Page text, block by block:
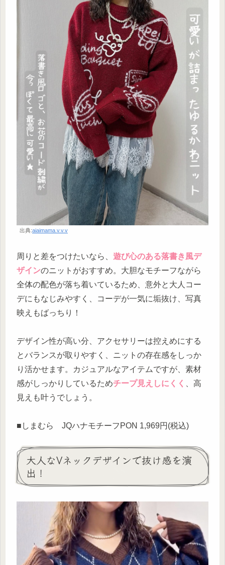
出典:aiaimama.v.v.v
周りと差をつけたいなら、 遊び心のある落書き風デ
ザインのニットがおすすめ。大胆なモチーフながら
全体の配色が落ち着いているため、意外と大人コー
デにもなじみやすく、コーデが一気に垢抜け、写真
映えもばっちり！
デザイン性が高い分、アクセサリーは控えめにする
とバランスが取りやすく、ニットの存在感をしっか
り活かせます。カジュアルなアイテムですが、素材
感がしっかりしているためチープ見えしにくく
、高
見えも叶うでしょう。
■しまむら JQハナモチーフPON 1,969円(税込)
大人なVネックデザインで抜け感を演
出！